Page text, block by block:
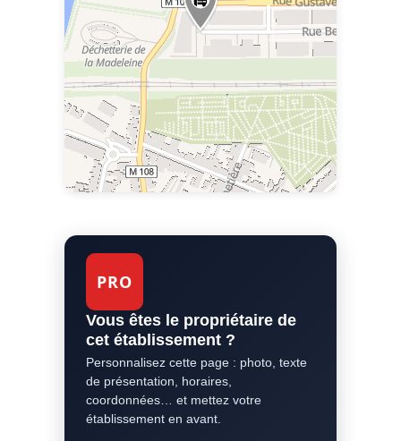
PRO
Vous êtes le propriétaire de
cet établissement ?
Personnalisez cette page : photo, texte
de présentation, horaires,
coordonnées… et mettez votre
établissement en avant.